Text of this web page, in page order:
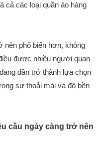
cả các loại quần áo hàng
nên phổ biến hơn, không
được nhiều người quan
dần trở thành lựa chọn
sự thoải mái và độ bền
cầu ngày càng trở nên